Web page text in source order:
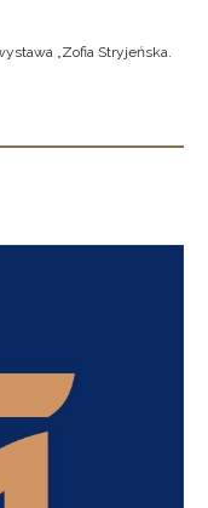
„Zofia Stryjeńska.